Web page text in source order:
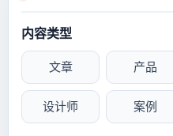
内容类型
文章 产品
设计师 案例